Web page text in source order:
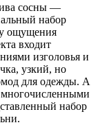
сосны —
набор
ощущения
входит
изголовья и
узкий, но
для одежды. А
многочисленными
набор